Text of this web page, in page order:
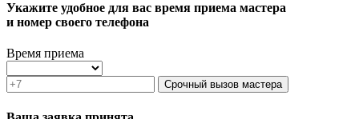
Жуковский
Зарайск
Зеленоград
Ивантеевка
Истра
Кашира
Укажите удобное для вас время приема мастера
и номер своего телефона
Время приема
Срочный вызов мастера